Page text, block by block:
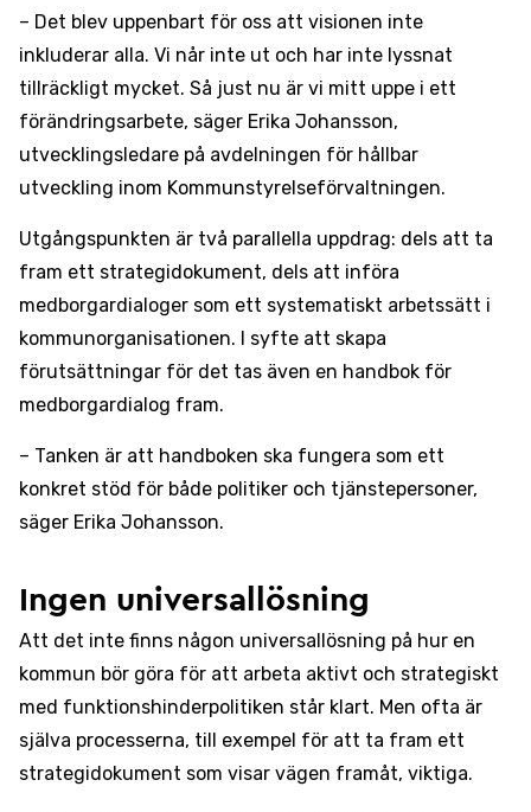
– Det blev uppenbart för oss att visionen inte
inkluderar alla. Vi når inte ut och har inte lyssnat
tillräckligt mycket. Så just nu är vi mitt uppe i ett
förändringsarbete, säger Erika Johansson,
utvecklingsledare på avdelningen för hållbar
utveckling inom Kommunstyrelseförvaltningen.
Utgångspunkten är två parallella uppdrag: dels att ta
fram ett strategidokument, dels att införa
medborgardialoger som ett systematiskt arbetssätt i
kommunorganisationen. I syfte att skapa
förutsättningar för det tas även en handbok för
medborgardialog fram.
– Tanken är att handboken ska fungera som ett
konkret stöd för både politiker och tjänstepersoner,
säger Erika Johansson.
Ingen universallösning
Att det inte finns någon universallösning på hur en
kommun bör göra för att arbeta aktivt och strategiskt
med funktionshinderpolitiken står klart. Men ofta är
själva processerna, till exempel för att ta fram ett
strategidokument som visar vägen framåt, viktiga.